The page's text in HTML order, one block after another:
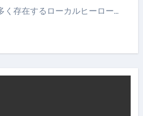
く存在するローカルヒーロー…